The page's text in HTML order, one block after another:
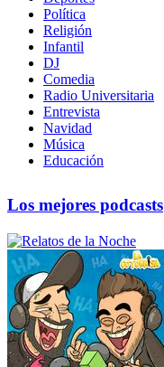
Política
Religión
Infantil
DJ
Comedia
Radio Universitaria
Entrevista
Navidad
Música
Educación
Los mejores podcasts